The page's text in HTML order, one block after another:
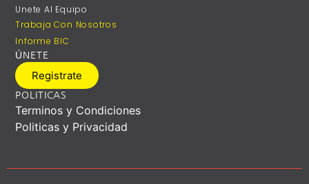
Unete Al Equipo
Trabaja Con Nosotros
Informe BIC
ÚNETE
Registrate
POLITICAS
Terminos y Condiciones
Politicas y Privacidad